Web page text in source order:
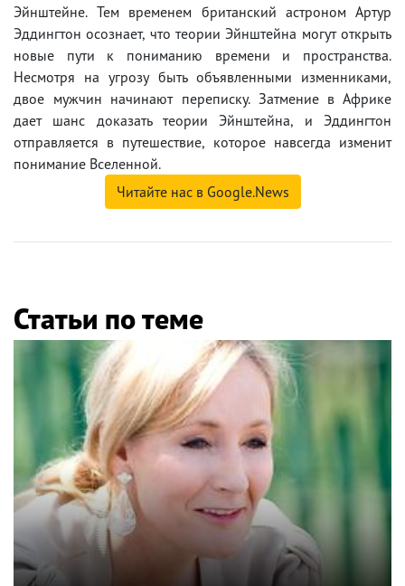
Эйнштейне. Тем временем британский астроном Артур
Эддингтон осознает, что теории Эйнштейна могут открыть
новые пути к пониманию времени и пространства.
Несмотря на угрозу быть объявленными изменниками,
двое мужчин начинают переписку. Затмение в Африке
дает шанс доказать теории Эйнштейна, и Эддингтон
отправляется в путешествие, которое навсегда изменит
понимание Вселенной.
Читайте нас в Google.News
Статьи по теме